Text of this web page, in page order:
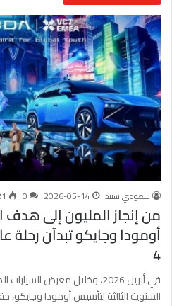
سعودي سبيد 2026-05-14
0
من إنجاز المليون إلى
أومودا وجايكو تبدآن رحلة
4
السنوية الثالثة لتأسيس أومودا وجايكو،